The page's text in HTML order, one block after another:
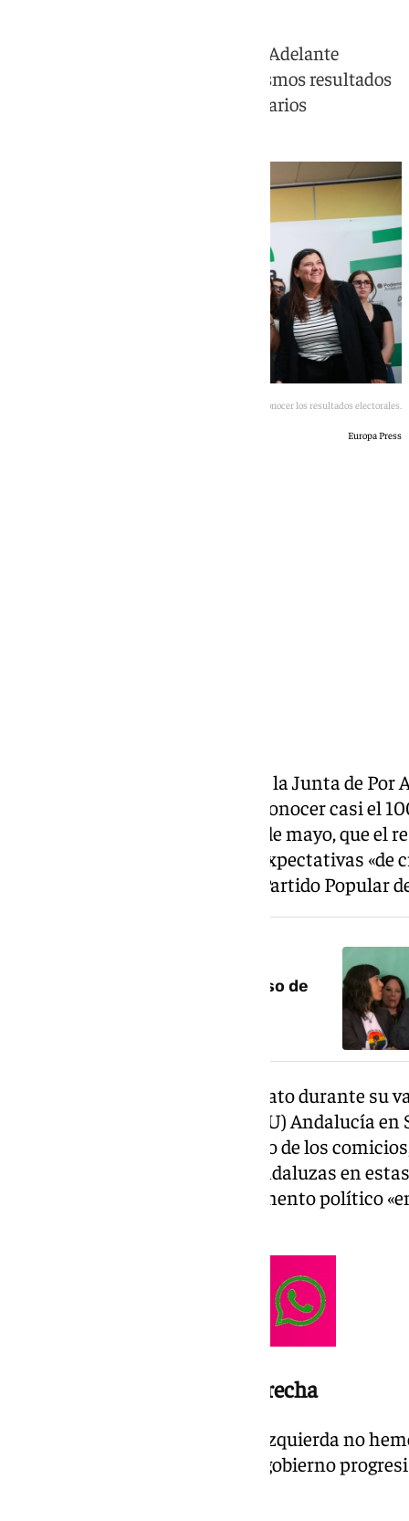
Por Andalucía se ve superada por Adelante
Andalucía pese a cosechar los mismos resultados
que en 2022, con cinco parlamentarios
Antonio Maíllo, tras conocer los resultados electorales.
Europa Press
El candidato a la Presidencia de la Junta de
lamentado este domingo, tras conocer casi el
elecciones autonómicas del 17 de mayo, que el
coalición «no cumple» con las expectativas
de echar a Moreno Bonilla y al Partido Popular
La izquierda crece con el impulso de
Así lo ha manifestado el candidato durante su
en la sede de Izquierda Unida (IU) Andalucía
junto a su equipo el seguimiento de los
el resultado de las izquierdas andaluzas en
inflexión» y «pone fin» a un momento político
Celebra el retroceso de la derecha
«La derecha ha retrocedido. La izquierda no
alternativa para configurar un gobierno